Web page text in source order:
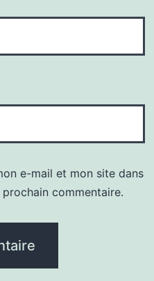
e-mail et mon site dans
commentaire.